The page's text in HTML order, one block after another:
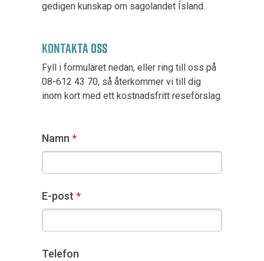
gedigen kunskap om sagolandet Ísland.
KONTAKTA OSS
Fyll i formuläret nedan, eller ring till oss på
08-612 43 70, så återkommer vi till dig
inom kort med ett kostnadsfritt reseförslag.
Namn
E-post
Telefon